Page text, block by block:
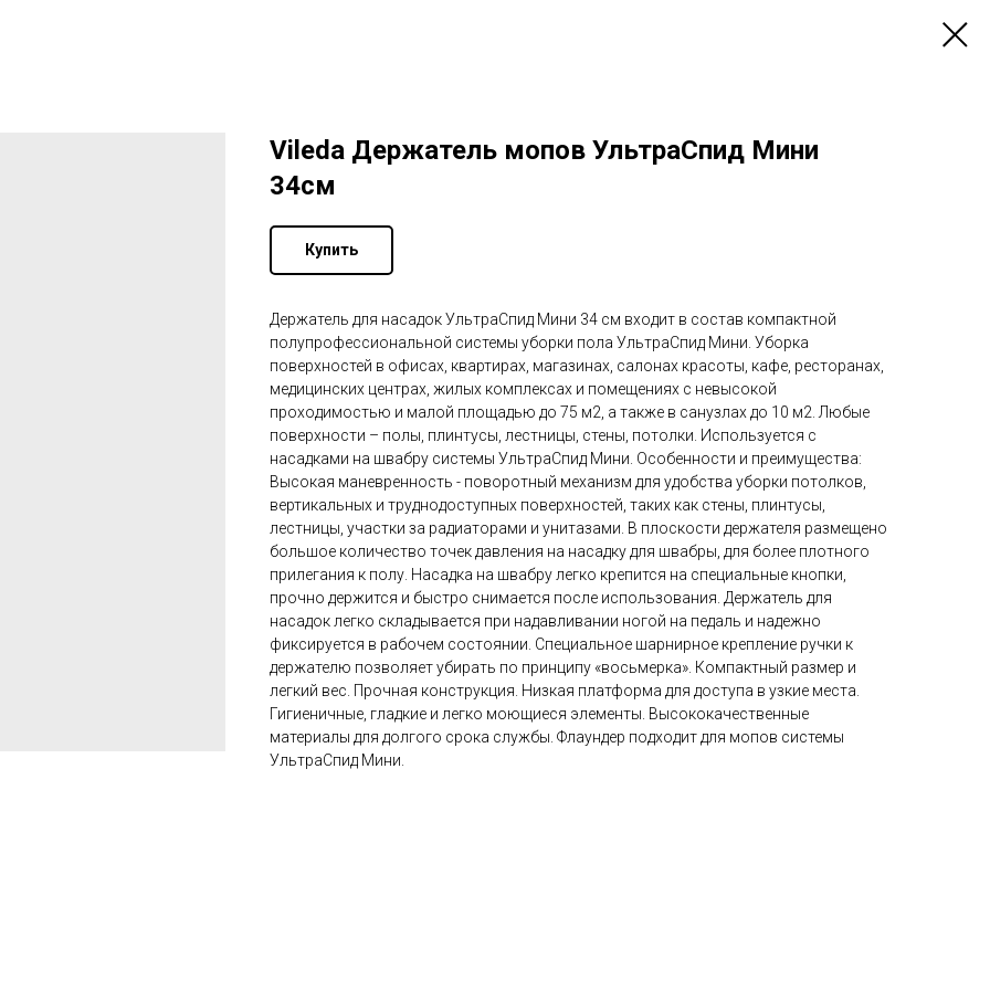
Vileda Держатель мопов УльтраСпид Мини
34см
Купить
Держатель для насадок УльтраСпид Мини 34 см входит в состав компактной
полупрофессиональной системы уборки пола УльтраСпид Мини. Уборка
поверхностей в офисах, квартирах, магазинах, салонах красоты, кафе, ресторанах,
медицинских центрах, жилых комплексах и помещениях с невысокой
проходимостью и малой площадью до 75 м2, а также в санузлах до 10 м2. Любые
поверхности – полы, плинтусы, лестницы, стены, потолки. Используется с
насадками на швабру системы УльтраСпид Мини. Особенности и преимущества:
Высокая маневренность - поворотный механизм для удобства уборки потолков,
вертикальных и труднодоступных поверхностей, таких как стены, плинтусы,
лестницы, участки за радиаторами и унитазами. В плоскости держателя размещено
большое количество точек давления на насадку для швабры, для более плотного
прилегания к полу. Насадка на швабру легко крепится на специальные кнопки,
прочно держится и быстро снимается после использования. Держатель для
насадок легко складывается при надавливании ногой на педаль и надежно
фиксируется в рабочем состоянии. Специальное шарнирное крепление ручки к
держателю позволяет убирать по принципу «восьмерка». Компактный размер и
легкий вес. Прочная конструкция. Низкая платформа для доступа в узкие места.
Гигиеничные, гладкие и легко моющиеся элементы. Высококачественные
материалы для долгого срока службы. Флаундер подходит для мопов системы
УльтраСпид Мини.